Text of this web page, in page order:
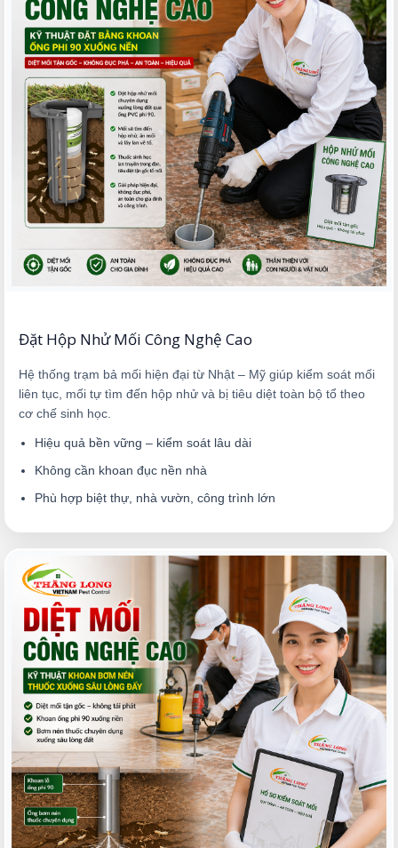
Đặt Hộp Nhử Mối Công Nghệ Cao
Hệ thống trạm bả mối hiện đại từ Nhật – Mỹ giúp kiểm soát mối
liên tục, mối tự tìm đến hộp nhử và bị tiêu diệt toàn bộ tổ theo
cơ chế sinh học.
Hiệu quả bền vững – kiểm soát lâu dài
Không cần khoan đục nền nhà
Phù hợp biệt thự, nhà vườn, công trình lớn